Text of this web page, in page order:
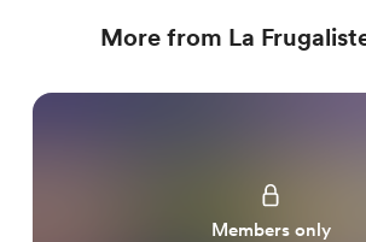
More from La
Members only